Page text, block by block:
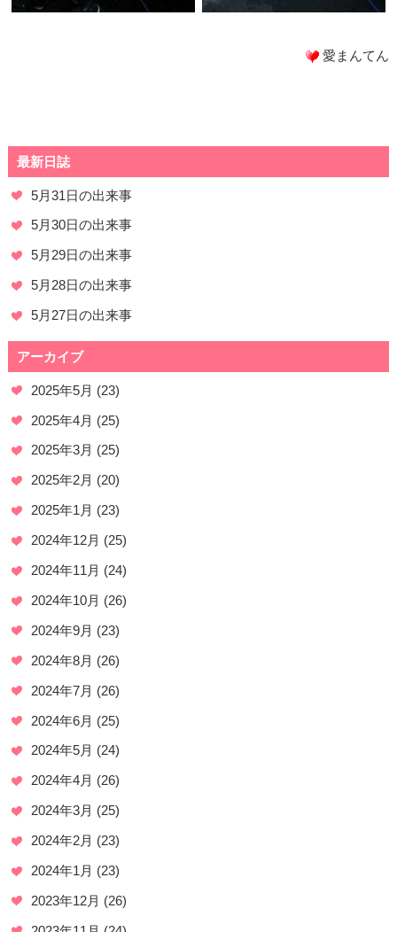
愛まんてん
最新日誌
5月31日の出来事
5月30日の出来事
5月29日の出来事
5月28日の出来事
5月27日の出来事
アーカイブ
2025年5月 (23)
2025年4月 (25)
2025年3月 (25)
2025年2月 (20)
2025年1月 (23)
2024年12月 (25)
2024年11月 (24)
2024年10月 (26)
2024年9月 (23)
2024年8月 (26)
2024年7月 (26)
2024年6月 (25)
2024年5月 (24)
2024年4月 (26)
2024年3月 (25)
2024年2月 (23)
2024年1月 (23)
2023年12月 (26)